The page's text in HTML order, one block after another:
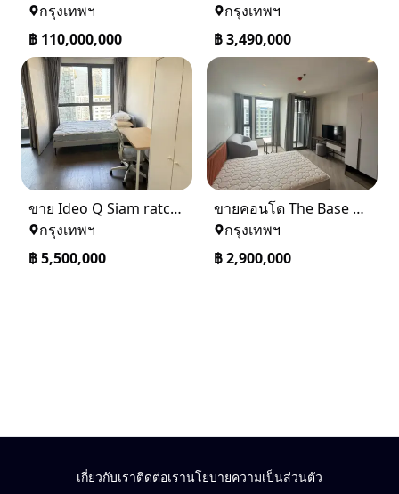
กรุงเทพฯ
฿ 110,000,000
กรุงเทพฯ
฿3,490,000
ขาย Ideo Q Siam ratchatewi จาก BTS ราชเทวี 300 เมตร เจ้าของขายเอง
กรุงเทพฯ
฿5,500,000
ขายคอนโด The Base saphanmai ย่านสะพานใหม่
กรุงเทพฯ
฿2,900,000
เกี่ยวกับเราติดต่อเรานโยบายความเป็นส่วนตัว